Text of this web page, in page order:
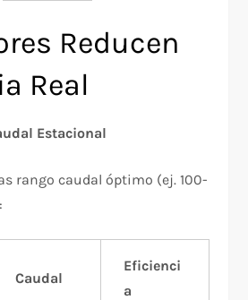
Reducen
Real
Estacional
rango caudal óptimo (ej. 100-
Caudal
Eficienci
a